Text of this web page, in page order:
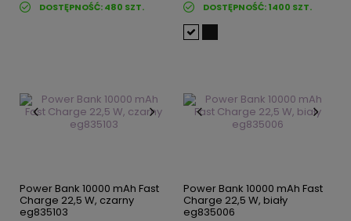
DOSTĘPNOŚĆ:480 SZT. DOSTĘPNOŚĆ:1400 SZT.
Power Bank 10000 mAh Fast
Charge 22,5 W, czarny
eg835103
Power Bank 10000 mAh Fast
Charge 22,5 W, biały
eg835006